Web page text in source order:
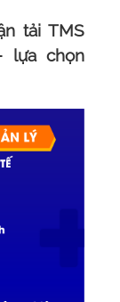
tải TMS
lựa chọn